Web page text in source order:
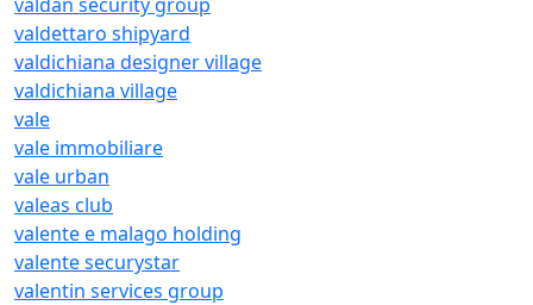
valdettaro shipyard
valdichiana designer village
valdichiana village
vale
vale immobiliare
vale urban
valeas club
valente e malago holding
valente securystar
valentin services group